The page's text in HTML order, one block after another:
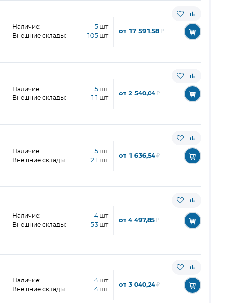
Наличие: 5 шт
Внешние склады: 105 шт
от 17 591,58₽
Наличие: 5 шт
Внешние склады: 11 шт
от 2 540,04₽
Наличие: 5 шт
Внешние склады: 21 шт
от 1 636,54₽
Наличие: 4 шт
Внешние склады: 53 шт
от 4 497,85₽
Наличие: 4 шт
Внешние склады: 4 шт
от 3 040,24₽